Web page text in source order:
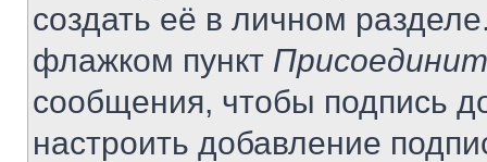
создать её в личном
флажком пункт
сообщения, чтобы подпись
настроить добавление